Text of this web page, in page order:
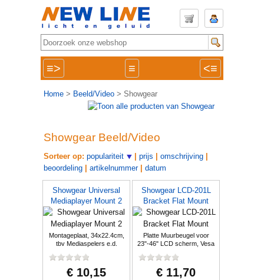
≡> ≡ <≡
Home > Beeld/Video > Showgear
Showgear Beeld/Video
Sorteer op: populariteit prijs omschrijving
beoordeling
artikelnummer| datum
Showgear Universal
Mediaplayer Mount 2
Montageplaat, 34x22.4cm,
tbv Mediaspelers e.d.
€ 10,15
Showgear LCD-201L
Bracket Flat Mount
Platte Muurbeugel voor
23"-46" LCD scherm, Vesa
€ 11,70